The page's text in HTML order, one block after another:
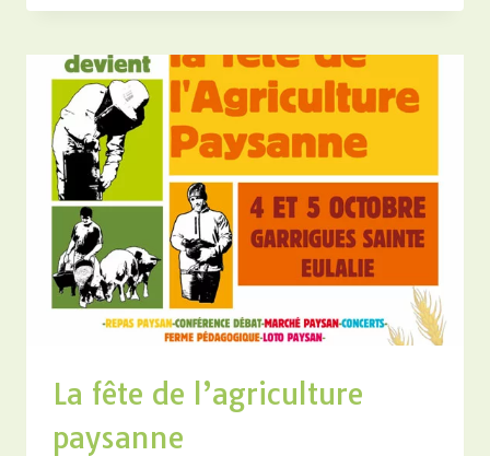
:
La fête de l’agriculture
paysanne